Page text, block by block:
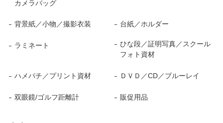
カメラバッグ
背景紙／小物／撮影衣装 台紙／ホルダー
ラミネート
ひな段／証明写真／スクール
フォト資材
ハメパチ／プリント資材 ＤＶＤ／CD／ブルーレイ
双眼鏡/ゴルフ距離計 販促用品